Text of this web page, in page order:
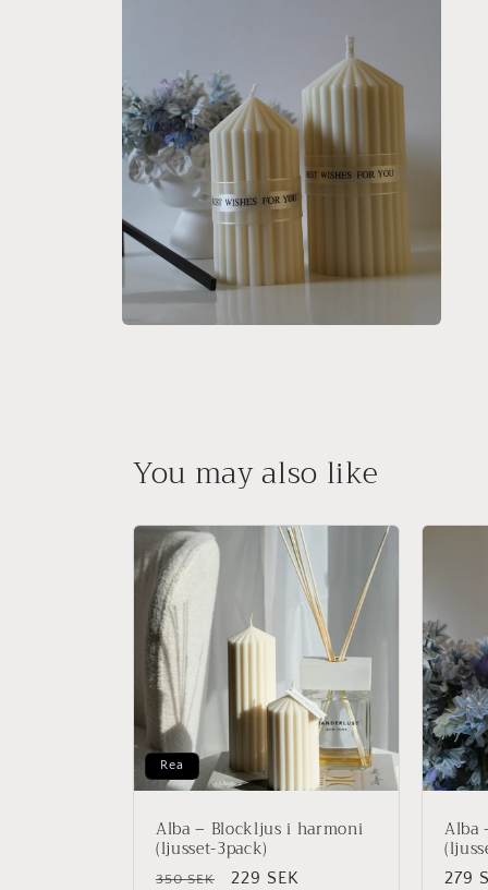
You may also like
Rea
Alba – Blockljus i harmoni
(ljusset-3pack)
Ordinarie
350 SEK Försäljningspris
229 SEK
Alba
279